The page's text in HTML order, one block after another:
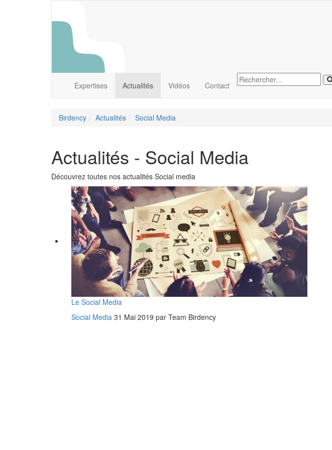
Expertises Actualités Vidéos Contact
Birdency Actualités Social Media
Actualités - Social Media
Découvrez toutes nos actualités Social media
Le Social Media
Social Media 31 Mai 2019 par Team Birdency